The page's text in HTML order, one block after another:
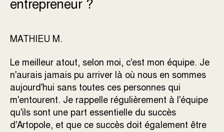
entrepreneur ?
MATHIEU M.
Le meilleur atout, selon moi, c'est mon équipe. Je
n'aurais jamais pu arriver là où nous en sommes
aujourd'hui sans toutes ces personnes qui
m'entourent. Je rappelle régulièrement à l'équipe
qu'ils sont une part essentielle du succès
d'Artopole, et que ce succès doit également être